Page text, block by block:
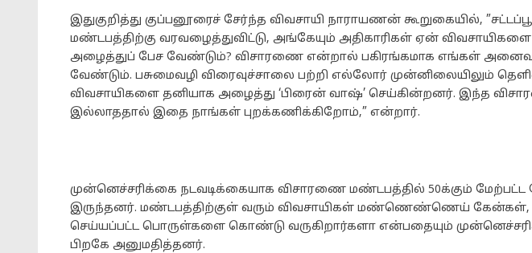
இதுகுறித்து குப்பனூரைச் சேர்ந்த விவசாயி நாராயணன் கூறுகையில்,
மண்டபத்திற்கு வரவழைத்துவிட்டு, அங்கேயும் அதிகாரிகள் ஏன்
அழைத்துப் பேச வேண்டும்? விசாரணை என்றால் பகிரங்கமாக எங்கள்
வேண்டும். பசுமைவழி விரைவுச்சாலை பற்றி எல்லோர் முன்னிலையிலும்
விவசாயிகளை தனியாக அழைத்து ‘பிரைன் வாஷ்’ செய்கின்றனர். இந்த
இல்லாததால் இதை நாங்கள் புறக்கணிக்கிறோம்,” என்றார்.
முன்னெச்சரிக்கை நடவடிக்கையாக விசாரணை மண்டபத்தில் 50க்கும் மேற்பட்ட
இருந்தனர். மண்டபத்திற்குள் வரும் விவசாயிகள் மண்ணெண்ணெய் கேன்கள்,
செய்யப்பட்ட பொருள்களை கொண்டு வருகிறார்களா என்பதையும்
பிறகே அனுமதித்தனர்.